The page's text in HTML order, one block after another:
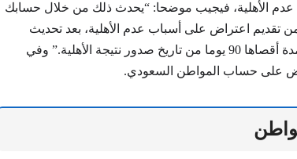
عدم الأهلية، فيجيب موضحا: “يحدث ذلك من خلال حسابك
من تقديم اعتراض على أسباب عدم الأهلية، بعد تحديث
بياناتك وفقا لذلك”. إلى سبب عدم الأهلية خلال مدة أقصاها 90 يوما من تاريخ صدور نتيجة الأهلية.” وفي
على حساب المواطن السعودي.